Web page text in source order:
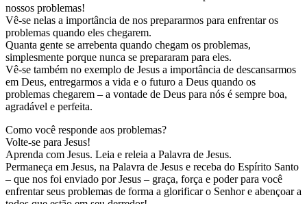
nossos problemas!
Vê-se nelas a importância de nos prepararmos para enfrentar os
problemas quando eles chegarem.
Quanta gente se arrebenta quando chegam os problemas,
simplesmente porque nunca se prepararam para eles.
Vê-se também no exemplo de Jesus a importância de descansarmos
em Deus, entregarmos a vida e o futuro a Deus quando os
problemas chegarem – a vontade de Deus para nós é sempre boa,
agradável e perfeita.
Como você responde aos problemas?
Volte-se para Jesus!
Aprenda com Jesus. Leia e releia a Palavra de Jesus.
Permaneça em Jesus, na Palavra de Jesus e receba do Espírito Santo
– que nos foi enviado por Jesus – graça, força e poder para você
enfrentar seus problemas de forma a glorificar o Senhor e abençoar a